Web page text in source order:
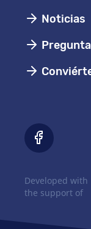
Noticias
Developed with
the support of